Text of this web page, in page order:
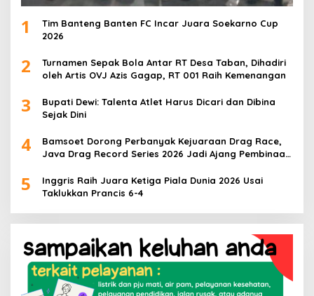
1
Tim Banteng Banten FC Incar Juara Soekarno Cup
2026
2
Turnamen Sepak Bola Antar RT Desa Taban, Dihadiri
oleh Artis OVJ Azis Gagap, RT 001 Raih Kemenangan
3
Bupati Dewi: Talenta Atlet Harus Dicari dan Dibina
Sejak Dini
4
Bamsoet Dorong Perbanyak Kejuaraan Drag Race,
Java Drag Record Series 2026 Jadi Ajang Pembinaan
5
Inggris Raih Juara Ketiga Piala Dunia 2026 Usai
Taklukkan Prancis 6-4